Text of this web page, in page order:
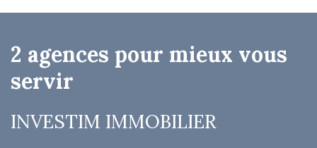
2 agences pour mieux vous
servir
INVESTIM IMMOBILIER